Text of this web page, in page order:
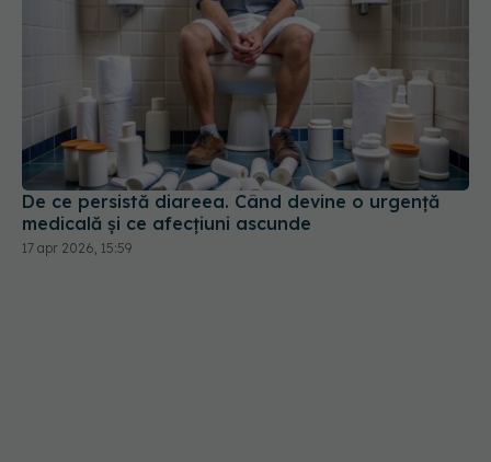
De ce persistă diareea. Când devine o urgență
medicală și ce afecțiuni ascunde
17 apr 2026, 15:59